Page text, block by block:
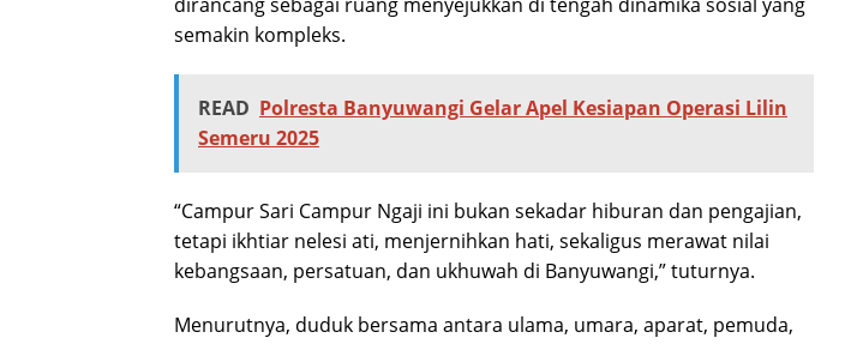
semakin kompleks.
READ Polresta Banyuwangi Gelar Apel Kesiapan Operasi Lilin
Semeru 2025
“Campur Sari Campur Ngaji ini bukan sekadar hiburan dan pengajian,
tetapi ikhtiar nelesi ati, menjernihkan hati, sekaligus merawat nilai
kebangsaan, persatuan, dan ukhuwah di Banyuwangi,” tuturnya.
Menurutnya, duduk bersama antara ulama, umara, aparat, pemuda,